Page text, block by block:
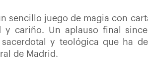
sencillo juego de magia con
y cariño. Un aplauso final
y teológica que ha
de Madrid.